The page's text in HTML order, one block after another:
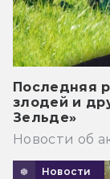
Последняя
злодей и
Зельде»
Новости об
Новости